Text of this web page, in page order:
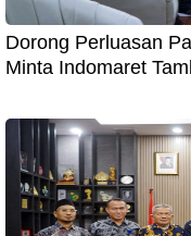
Dorong Perluasan
Minta Indomaret